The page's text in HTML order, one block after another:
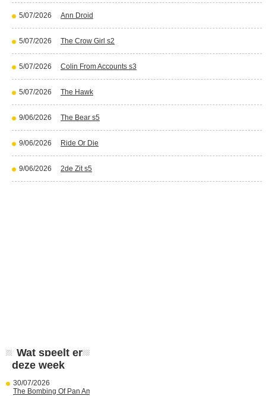
5/07/2026 Ann Droid
5/07/2026 The Crow Girl s2
5/07/2026 Colin From Accounts s3
5/07/2026 The Hawk
9/06/2026 The Bear s5
9/06/2026 Ride Or Die
9/06/2026 2de Zit s5
Wat speelt er
deze week
30/07/2026
The Bombing Of Pan Am 103 (Netflix)